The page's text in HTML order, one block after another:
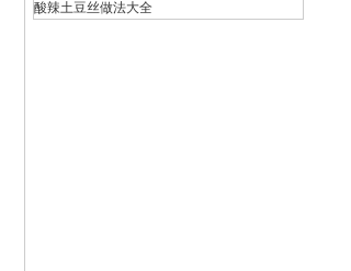
酸辣土豆丝做法大全